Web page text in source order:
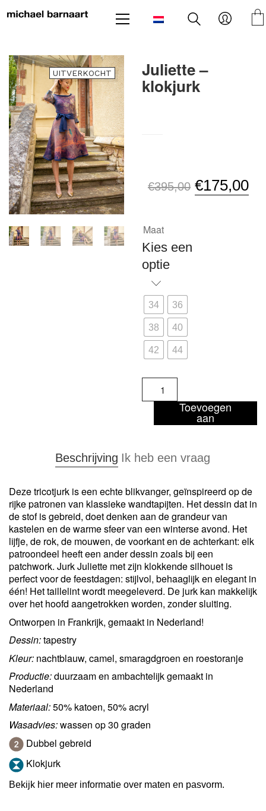
UITVERKOCHT Juliette –
klokjurk
€395,00 €175,00
Maat
Kies een
optie
34 36
38 40
42 44
klokjurk
Toevoegen
aan
winkelwagen
Beschrijving Ik heb een vraag
Deze tricotjurk is een echte blikvanger, geïnspireerd op de
rijke patronen van klassieke wandtapijten. Het dessin dat in
de stof is gebreid, doet denken aan de grandeur van
kastelen en de warme sfeer van een winterse avond. Het
lijfje, de rok, de mouwen, de voorkant en de achterkant: elk
patroondeel heeft een ander dessin zoals bij een
patchwork. Jurk Juliette met zijn klokkende silhouet is
perfect voor de feestdagen: stijlvol, behaaglijk en elegant in
één! Het taillelint wordt meegeleverd. De jurk kan makkelijk
over het hoofd aangetrokken worden, zonder sluiting.
Ontworpen in Frankrijk, gemaakt in Nederland!
Dessin:tapestry
Kleur: nachtblauw, camel, smaragdgroen en roestoranje
Productie:duurzaam en ambachtelijk gemaakt in
Nederland
Materiaal:50% katoen, 50% acryl
Wasadvies:wassen op 30 graden
Dubbel gebreid
Klokjurk
Bekijk hier meer informatie over maten en pasvorm.